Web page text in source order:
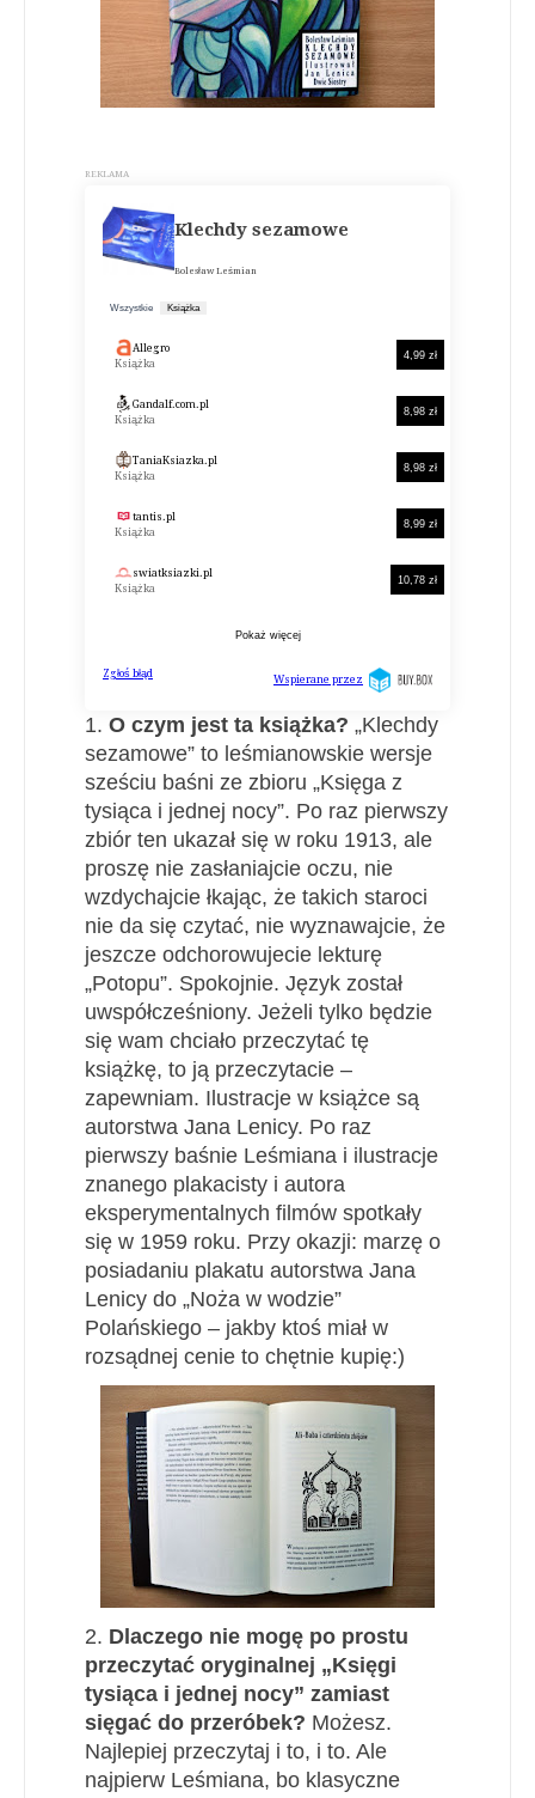
1. O czym jest ta książka? „Klechdy
sezamowe” to leśmianowskie wersje
sześciu baśni ze zbioru „Księga z
tysiąca i jednej nocy”. Po raz pierwszy
zbiór ten ukazał się w roku 1913, ale
proszę nie zasłaniajcie oczu, nie
wzdychajcie łkając, że takich staroci
nie da się czytać, nie wyznawajcie, że
jeszcze odchorowujecie lekturę
„Potopu”. Spokojnie. Język został
uwspółcześniony. Jeżeli tylko będzie
się wam chciało przeczytać tę
książkę, to ją przeczytacie –
zapewniam. Ilustracje w książce są
autorstwa Jana Lenicy. Po raz
pierwszy baśnie Leśmiana i ilustracje
znanego plakacisty i autora
eksperymentalnych filmów spotkały
się w 1959 roku. Przy okazji: marzę o
posiadaniu plakatu autorstwa Jana
Lenicy do „Noża w wodzie”
Polańskiego – jakby ktoś miał w
rozsądnej cenie to chętnie kupię:)
2. Dlaczego nie mogę po prostu
przeczytać oryginalnej „Księgi
tysiąca i jednej nocy” zamiast
sięgać do przeróbek? Możesz.
Najlepiej przeczytaj i to, i to. Ale
najpierw Leśmiana, bo klasyczne